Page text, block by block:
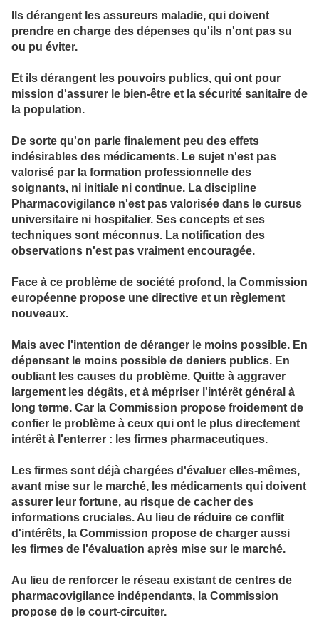
Ils dérangent les assureurs maladie, qui doivent
prendre en charge des dépenses qu'ils n'ont pas su
ou pu éviter.
Et ils dérangent les pouvoirs publics, qui ont pour
mission d'assurer le bien-être et la sécurité sanitaire de
la population.
De sorte qu'on parle finalement peu des effets
indésirables des médicaments. Le sujet n'est pas
valorisé par la formation professionnelle des
soignants, ni initiale ni continue. La discipline
Pharmacovigilance n'est pas valorisée dans le cursus
universitaire ni hospitalier. Ses concepts et ses
techniques sont méconnus. La notification des
observations n'est pas vraiment encouragée.
Face à ce problème de société profond, la Commission
européenne propose une directive et un règlement
nouveaux.
Mais avec l'intention de déranger le moins possible. En
dépensant le moins possible de deniers publics. En
oubliant les causes du problème. Quitte à aggraver
largement les dégâts, et à mépriser l'intérêt général à
long terme. Car la Commission propose froidement de
confier le problème à ceux qui ont le plus directement
intérêt à l'enterrer : les firmes pharmaceutiques.
Les firmes sont déjà chargées d'évaluer elles-mêmes,
avant mise sur le marché, les médicaments qui doivent
assurer leur fortune, au risque de cacher des
informations cruciales. Au lieu de réduire ce conflit
d'intérêts, la Commission propose de charger aussi
les firmes de l'évaluation après mise sur le marché.
Au lieu de renforcer le réseau existant de centres de
pharmacovigilance indépendants, la Commission
propose de le court-circuiter.